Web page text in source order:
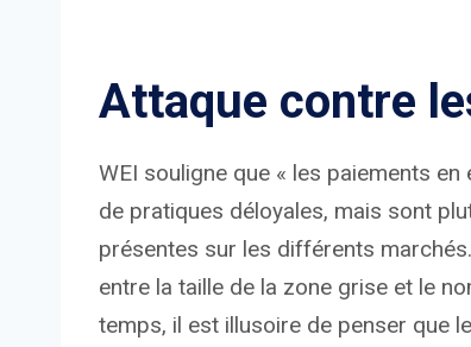
Attaque contre
WEI souligne que « les paiements
de pratiques déloyales, mais sont
présentes sur les différents
entre la taille de la zone grise et le
temps, il est illusoire de penser que